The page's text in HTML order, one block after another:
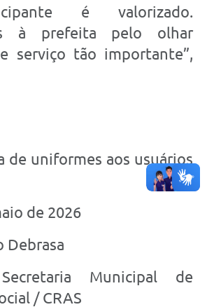
é valorizado.
à prefeita pelo olhar
serviço tão importante”,
de uniformes aos usuários
de 2026
Debrasa
Secretaria Municipal de
/ CRAS